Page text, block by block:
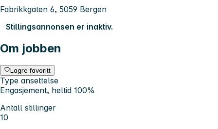
Fabrikkgaten 6, 5059 Bergen
Stillingsannonsen er inaktiv.
Om jobben
Lagre favoritt
Type ansettelse
Engasjement, heltid 100%
Antall stillinger
10